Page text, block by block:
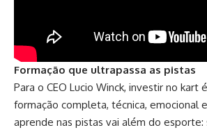
Formação que ultrapassa as pistas
Para o CEO Lucio Winck, investir no kart
formação completa, técnica, emocional
aprende nas pistas vai além do esporte: